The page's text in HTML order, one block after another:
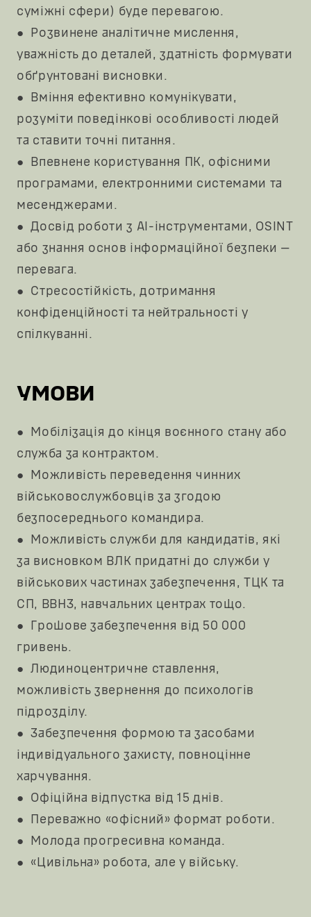
суміжні сфери) буде перевагою.
● Розвинене аналітичне мислення,
уважність до деталей, здатність формувати
обґрунтовані висновки.
● Вміння ефективно комунікувати,
розуміти поведінкові особливості людей
та ставити точні питання.
● Впевнене користування ПК, офісними
програмами, електронними системами та
месенджерами.
● Досвід роботи з AI-інструментами, OSINT
або знання основ інформаційної безпеки —
перевага.
● Стресостійкість, дотримання
конфіденційності та нейтральності у
спілкуванні.
УМОВИ
●
Мобілізація до кінця воєнного стану або
служба за контрактом.
●
Можливість переведення чинних
військовослужбовців за згодою
безпосереднього командира.
●
Можливість служби для кандидатів, які
за висновком ВЛК придатні до служби у
військових частинах забезпечення, ТЦК та
СП, ВВНЗ, навчальних центрах тощо.
●
Грошове забезпечення від 50 000
гривень.
●Людиноцентричне ставлення,
можливість звернення до психологів
підрозділу.
●Забезпечення формою та засобами
індивідуального захисту, повноцінне
харчування.
● Офіційна відпустка від 15 днів.
●
Переважно «офісний» формат роботи.
●
Молода прогресивна команда.
● «Цивільна» робота, але у війську.